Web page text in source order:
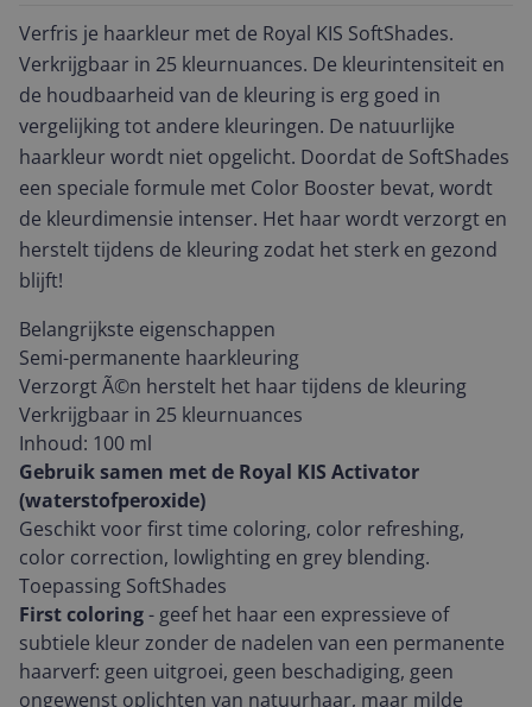
Verfris je haarkleur met de Royal KIS SoftShades.
Verkrijgbaar in 25 kleurnuances. De kleurintensiteit en
de houdbaarheid van de kleuring is erg goed in
vergelijking tot andere kleuringen. De natuurlijke
haarkleur wordt niet opgelicht. Doordat de SoftShades
een speciale formule met Color Booster bevat, wordt
de kleurdimensie intenser. Het haar wordt verzorgt en
herstelt tijdens de kleuring zodat het sterk en gezond
blijft!
Belangrijkste eigenschappen
Semi-permanente haarkleuring
Verzorgt Ã©n herstelt het haar tijdens de kleuring
Verkrijgbaar in 25 kleurnuances
Inhoud: 100 ml
Gebruik samen met de Royal KIS Activator
(waterstofperoxide)
Geschikt voor first time coloring, color refreshing,
color correction, lowlighting en grey blending.
Toepassing SoftShades
First coloring- geef het haar een expressieve of
subtiele kleur zonder de nadelen van een permanente
haarverf: geen uitgroei, geen beschadiging, geen
ongewenst oplichten van natuurhaar, maar milde